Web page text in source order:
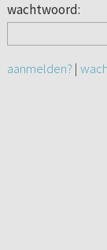
wachtwoord:
aanmelden? |